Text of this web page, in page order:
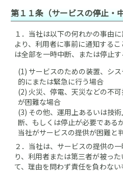
第１１条（サービスの停止・
１． 当社は以下の何れかの事由
より、利用者に事前に通知する
は全部を一時中断、または停止す
(1) サービスのための装置、シ
的にまたは緊急に行う場合
(2) 火災、停電、天災などの不
が困難な場合
(3) その他、運用上あるいは技
断、もしくは停止が必要である
当社がサービスの提供が困難と
２． 当社は、サービスの提供の
り、利用者または第三者が被っ
て、理由を問わず責任を負わない